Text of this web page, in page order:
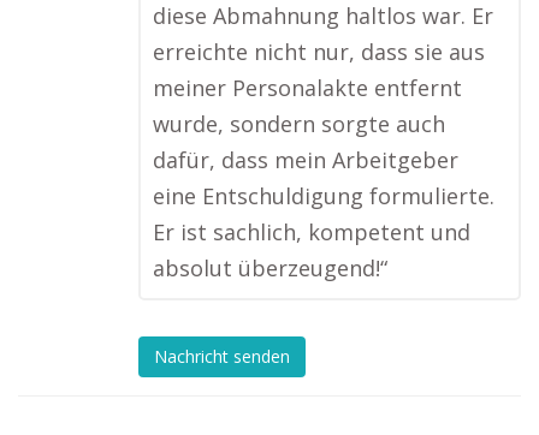
diese Abmahnung haltlos war. Er
erreichte nicht nur, dass sie aus
meiner Personalakte entfernt
wurde, sondern sorgte auch
dafür, dass mein Arbeitgeber
eine Entschuldigung formulierte.
Er ist sachlich, kompetent und
absolut überzeugend!“
Nachricht senden